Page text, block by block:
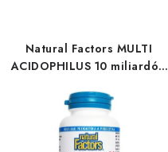
o
n
Natural Factors MULTI
ACIDOPHILUS 10 miliardów